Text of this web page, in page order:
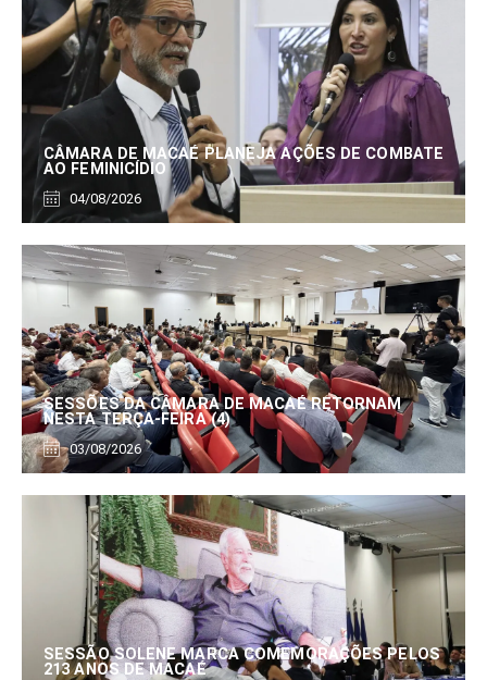
CÂMARA DE MACAÉ PLANEJA AÇÕES DE COMBATE
AO FEMINICÍDIO
04/08/2026
SESSÕES DA CÂMARA DE MACAÉ RETORNAM
NESTA TERÇA-FEIRA (4)
03/08/2026
SESSÃO SOLENE MARCA COMEMORAÇÕES PELOS
213 ANOS DE MACAÉ